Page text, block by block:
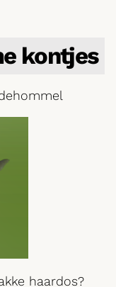
kontjes
haardos?